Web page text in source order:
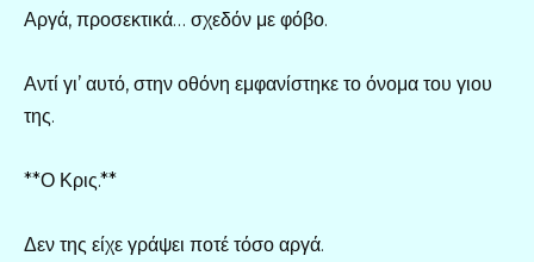
Αργά, προσεκτικά… σχεδόν με φόβο.
Αντί γι’ αυτό, στην οθόνη εμφανίστηκε το όνομα του γιου
της.
**Ο Κρις.**
Δεν της είχε γράψει ποτέ τόσο αργά.